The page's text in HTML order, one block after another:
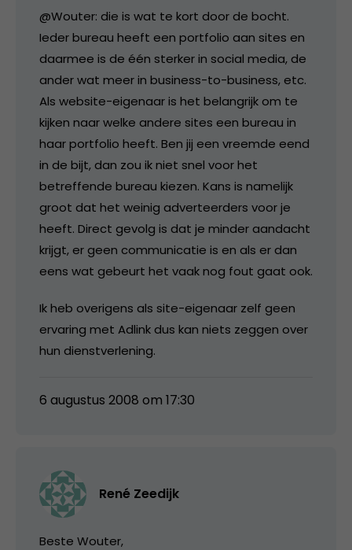
@Wouter: die is wat te kort door de bocht.
Ieder bureau heeft een portfolio aan sites en
daarmee is de één sterker in social media, de
ander wat meer in business-to-business, etc.
Als website-eigenaar is het belangrijk om te
kijken naar welke andere sites een bureau in
haar portfolio heeft. Ben jij een vreemde eend
in de bijt, dan zou ik niet snel voor het
betreffende bureau kiezen. Kans is namelijk
groot dat het weinig adverteerders voor je
heeft. Direct gevolg is dat je minder aandacht
krijgt, er geen communicatie is en als er dan
eens wat gebeurt het vaak nog fout gaat ook.
Ik heb overigens als site-eigenaar zelf geen
ervaring met Adlink dus kan niets zeggen over
hun dienstverlening.
6 augustus 2008 om 17:30
René Zeedijk
Beste Wouter,